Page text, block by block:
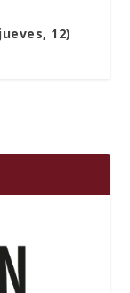
12)